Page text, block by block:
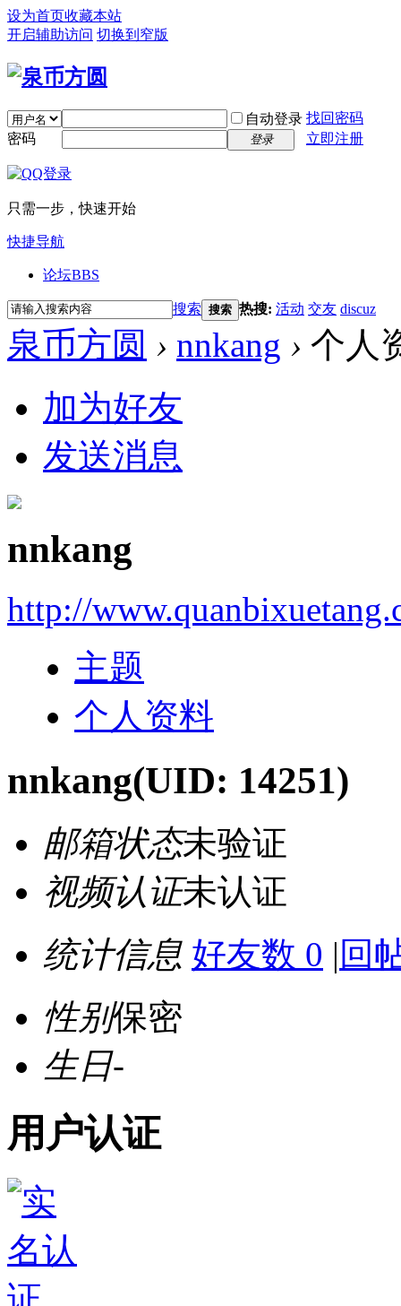
设为首页收藏本站
开启辅助访问 切换到窄版
自动登录 找回密码
密码
登录 立即注册
只需一步，快速开始
快捷导航
论坛BBS
搜索 搜索 热搜: 活动 交友 discuz
泉币方圆 › nnkang › 个人
加为好友
发送消息
nnkang
http://
主题
个人资料
nnkang(UID: 14251)
邮箱状态未验证
视频认证未认证
统计信息 好友数 0 | 回
性别保密
生日-
用户认证